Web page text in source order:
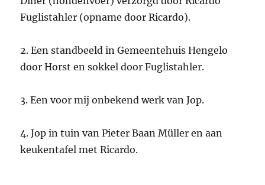
Fuglistahler (opname door Ricardo).
2. Een standbeeld in Gemeentehuis Hengelo
door Horst en sokkel door Fuglistahler.
3. Een voor mij onbekend werk van Jop.
4. Jop in tuin van Pieter Baan Müller en aan
keukentafel met Ricardo.